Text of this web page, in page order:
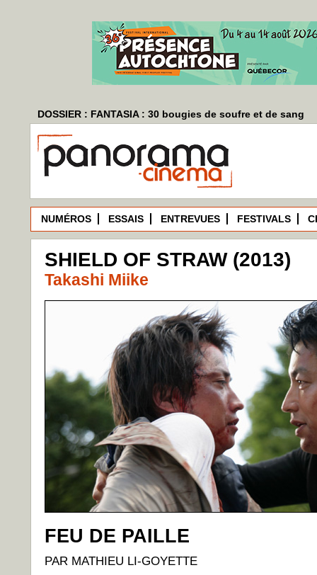
DOSSIER : FANTASIA : 30 bougies de soufre et de sang
NUMÉROS ESSAIS ENTREVUES FESTIVALS
SHIELD OF STRAW (2013)
Takashi Miike
FEU DE PAILLE
PAR MATHIEU LI-GOYETTE